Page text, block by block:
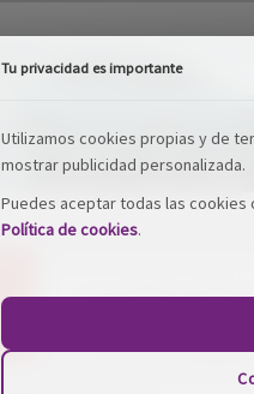
Tu privacidad es importante
Utilizamos cookies propias y de
mostrar publicidad personalizada.
Puedes aceptar todas las
Política de cookies.